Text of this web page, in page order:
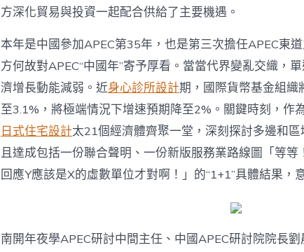
APEC“中
JIUYI
俱
意
診
所
設
計
年”？〉
中
方深化貿易與投資一起配合供給了主要機遇。
本年是中國參加APEC第35年，也是第三次擔任APEC東
方何故對APEC“中國年”寄予厚看。當當代界變亂交織，
濟增長動能減弱。近身心診所設計期，國際貨幣基金組織
至3.1%，將極端情況下增速預期降至2%。關鍵時刻，作
日式住宅設計太21個經濟體齊聚一堂，深刻探討多邊和區
且達成包括一份聯合聲明、一份新版服務業路線圖「等
回應Y應該是X的虛數單位才對啊！」的“1+1”具體結果，
南開年夜學APEC研討中間主任、中國APEC研討院院長